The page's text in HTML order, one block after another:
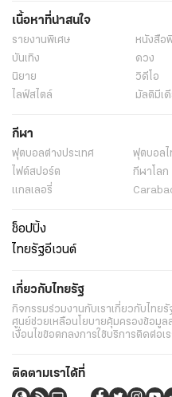
เนื้อหาที่น่าสนใจ
รายงานพิเศษ หนังสือ
บันเทิง
ดวง
นิยาย
วิดีโอ
ไลฟ์สไตล์
มัลติมีเ
กีฬา
ฟุตบอลต่่างประเทศ ฟุตบอลไ
ไฟต์สปอร์ต
กีฬาโลก
แกลเลอรี่
ช็อปปิ้ง
ไทยรัฐอีเวนต์
เกี่ยวกับไทยรัฐ
กิจกรรมร่วมงานกับเราเกี่ยวกับไทยรั
ศูนย์ช่วยเหลือนโยบายคุ้มครองข้อมู
เงื่อนไขข้อตกลงการใช้บริการติดต่อเ
ติดตามเราได้ที่